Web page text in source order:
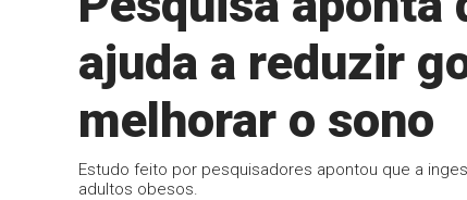
ajuda a reduzir
melhorar o sono
Estudo feito por pesquisadores apontou que a
adultos obesos.